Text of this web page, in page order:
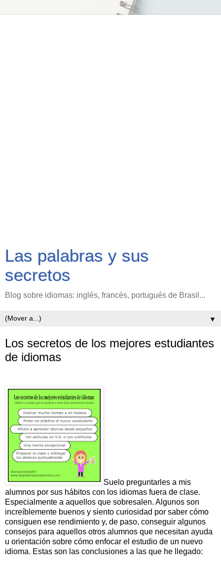
Las palabras y sus
secretos
Blog sobre idiomas: inglés, francés, portugués de Brasil...
▼
Los secretos de los mejores estudiantes
de idiomas
Suelo preguntarles a mis
alumnos por sus hábitos con los idiomas fuera de clase.
Especialmente a aquellos que sobresalen. Algunos son
increíblemente buenos y siento curiosidad por saber cómo
consiguen ese rendimiento y, de paso, conseguir algunos
consejos para aquellos otros alumnos que necesitan ayuda
u orientación sobre cómo enfocar el estudio de un nuevo
idioma. Estas son las conclusiones a las que he llegado: